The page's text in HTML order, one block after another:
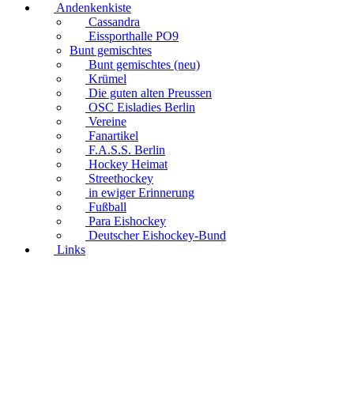
Andenkenkiste
Cassandra
Eissporthalle PO9
Bunt gemischtes
Bunt gemischtes (neu)
Krümel
Die guten alten Preussen
OSC Eisladies Berlin
Vereine
Fanartikel
F.A.S.S. Berlin
Hockey Heimat
Streethockey
in ewiger Erinnerung
Fußball
Para Eishockey
Deutscher Eishockey-Bund
Links